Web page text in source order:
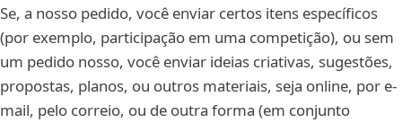
Se, a nosso pedido, você enviar certos itens específicos
(por exemplo, participação em uma competição), ou sem
um pedido nosso, você enviar ideias criativas, sugestões,
propostas, planos, ou outros materiais, seja online, por e-
mail, pelo correio, ou de outra forma (em conjunto